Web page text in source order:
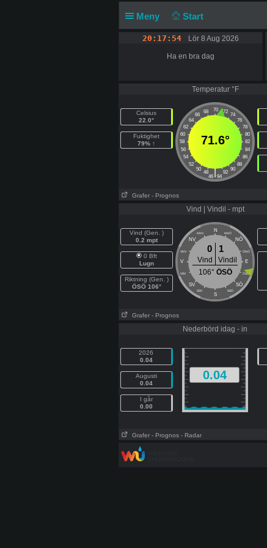
Meny Start
20:17:54 Lör 8 Aug 2026
Ha en bra dag
Temperatur °F
Celsius
22.0°
Fuktighet
79% ↑
70
68 72
66
74
64
76
62
78
60
80
58
82
56
84
54
86
52
88
50
90
48 92
|
46 94
71.6°
Grafer - Prognos
Vind | Vindil - mpt
Vind (Gen. )
0.2 mpt
0 Bft
Lugn
Riktning (Gen. )
ÖSÖ 106°
N
NNV NNÖ
NV NÖ
VNV ÖNÖ
V E
VSV ÖSÖ
SV SÖ
SSV SSÖ
S
0 1
Vind
Vindil
106° ÖSÖ
Grafer - Prognos
Nederbörd idag - in
2026
0.04
Augusti
0.04
I går
0.00
0.04
Grafer - Prognos - Radar